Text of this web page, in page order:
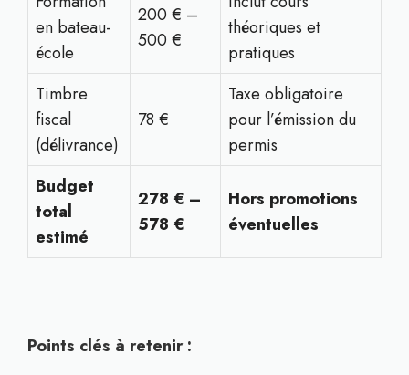
en bateau-
école
200 € –
500 €
théoriques et
pratiques
Timbre
fiscal
(délivrance)
78 €
Taxe obligatoire
pour l’émission du
permis
Budget
total
estimé
278 € –
578 €
Hors promotions
éventuelles
Points clés à retenir :